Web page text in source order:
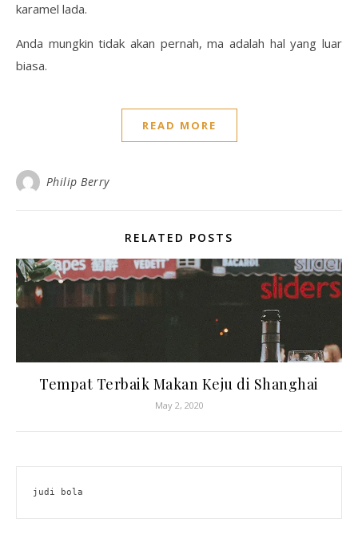
karamel lada.
Anda mungkin tidak akan pernah, ma adalah hal yang luar
biasa.
READ MORE
Philip Berry
RELATED POSTS
Tempat Terbaik Makan Keju di Shanghai
May 2, 2020
judi bola